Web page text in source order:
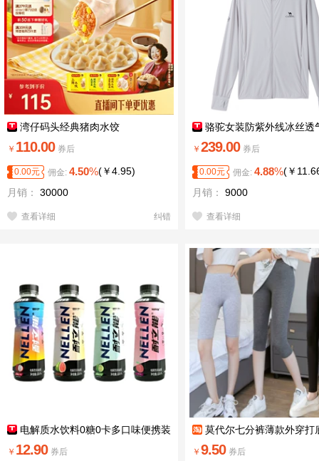
湾仔码头经典猪肉水饺
￥ 110.00 券后
0.00元 佣金: 4.50%(￥4.95)
月销：
30000
查看详细 纠错
骆驼女装防紫外线冰丝透
￥ 239.00 券后
0.00元 佣金: 4.88%(￥
月销：
9000
查看详细
电解质水饮料0糖0卡多口味便携装
￥ 12.90 券后
莫代尔七分裤薄款外穿打
￥ 9.50 券后